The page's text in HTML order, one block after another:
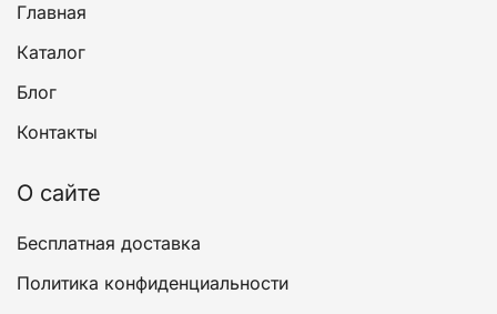
Главная
Каталог
Блог
Контакты
О сайте
Бесплатная доставка
Политика конфиденциальности